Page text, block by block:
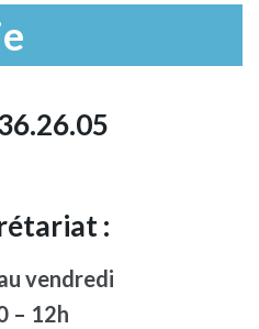
:
vendredi
– 12h